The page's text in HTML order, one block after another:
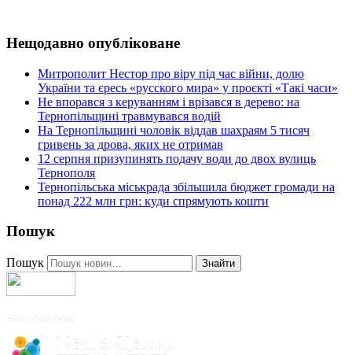
Нещодавно опубліковане
Митрополит Нестор про віру під час війни, долю
України та єресь «русского мира» у проєкті «Такі часи»
Не впорався з керуванням і врізався в дерево: на
Тернопільщині травмувався водій
На Тернопільщині чоловік віддав шахраям 5 тисяч
гривень за дрова, яких не отримав
12 серпня призупинять подачу води до двох вулиць
Тернополя
Тернопільська міськрада збільшила бюджет громади на
понад 222 млн грн: куди спрямують кошти
Пошук
Пошук Знайти